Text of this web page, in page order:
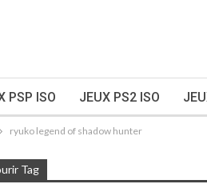
PSP ISO JEUX PS2 ISO
ryuko legend of shadow hunter
Tag